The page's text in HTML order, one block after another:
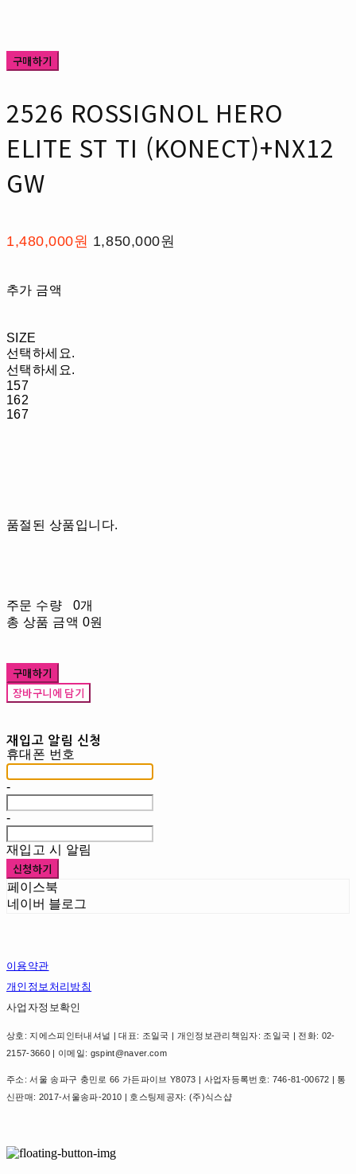
구매하기
2526 ROSSIGNOL HERO
ELITE ST TI (KONECT)+NX12
GW
1,480,000원 1,850,000원
추가 금액
SIZE
선택하세요.
선택하세요.
157
162
167
품절된 상품입니다.
주문 수량
0개
총 상품 금액 0원
구매하기
장바구니에 담기
재입고 알림 신청
휴대폰 번호
-
-
재입고 시 알림
신청하기
페이스북
네이버 블로그
이용약관
개인정보처리방침
사업자정보확인
상호: 지에스피인터내셔널 | 대표: 조일국 | 개인정보관리책임자: 조일국 | 전화: 02-
2157-3660 | 이메일: gspint@naver.com
주소: 서울 송파구 충민로 66 가든파이브 Y8073 | 사업자등록번호: 746-81-00672 | 통
신판매: 2017-서울송파-2010 | 호스팅제공자: (주)식스샵